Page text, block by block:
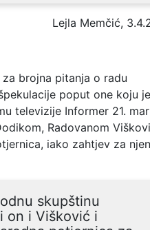
Lejla Memčić,
brojna pitanja o radu
poput one koju je
televizije Informer 21.
Radovanom
iako zahtjev za
skupštinu
on i Višković i